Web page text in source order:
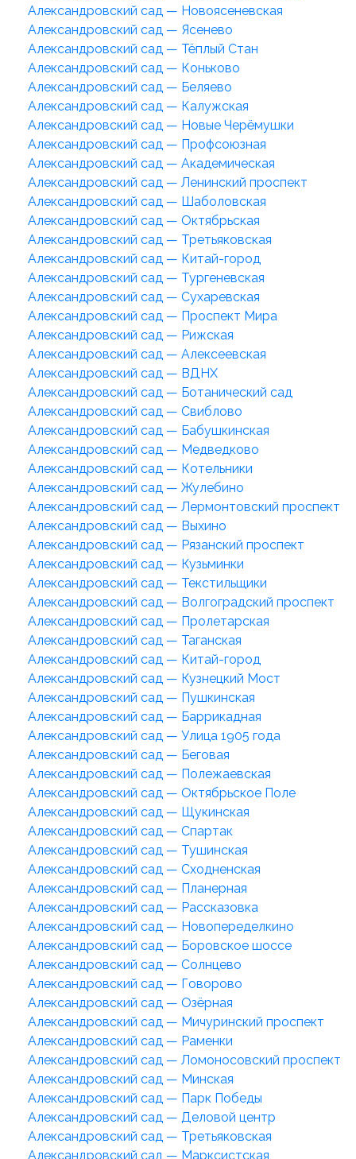
Александровский сад — Новоясеневская
Александровский сад — Ясенево
Александровский сад — Тёплый Стан
Александровский сад — Коньково
Александровский сад — Беляево
Александровский сад — Калужская
Александровский сад — Новые Черёмушки
Александровский сад — Профсоюзная
Александровский сад — Академическая
Александровский сад — Ленинский проспект
Александровский сад — Шаболовская
Александровский сад — Октябрьская
Александровский сад — Третьяковская
Александровский сад — Китай-город
Александровский сад — Тургеневская
Александровский сад — Сухаревская
Александровский сад — Проспект Мира
Александровский сад — Рижская
Александровский сад — Алексеевская
Александровский сад — ВДНХ
Александровский сад — Ботанический сад
Александровский сад — Свиблово
Александровский сад — Бабушкинская
Александровский сад — Медведково
Александровский сад — Котельники
Александровский сад — Жулебино
Александровский сад — Лермонтовский проспект
Александровский сад — Выхино
Александровский сад — Рязанский проспект
Александровский сад — Кузьминки
Александровский сад — Текстильщики
Александровский сад — Волгоградский проспект
Александровский сад — Пролетарская
Александровский сад — Таганская
Александровский сад — Китай-город
Александровский сад — Кузнецкий Мост
Александровский сад — Пушкинская
Александровский сад — Баррикадная
Александровский сад — Улица 1905 года
Александровский сад — Беговая
Александровский сад — Полежаевская
Александровский сад — Октябрьское Поле
Александровский сад — Щукинская
Александровский сад — Спартак
Александровский сад — Тушинская
Александровский сад — Сходненская
Александровский сад — Планерная
Александровский сад — Рассказовка
Александровский сад — Новопеределкино
Александровский сад — Боровское шоссе
Александровский сад — Солнцево
Александровский сад — Говорово
Александровский сад — Озёрная
Александровский сад — Мичуринский проспект
Александровский сад — Раменки
Александровский сад — Ломоносовский проспект
Александровский сад — Минская
Александровский сад — Парк Победы
Александровский сад — Деловой центр
Александровский сад — Третьяковская
Александровский сад — Марксистская